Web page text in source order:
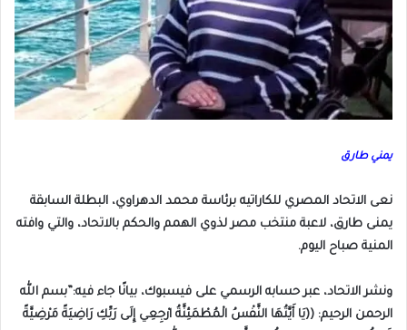
يمني طارق
نعى الاتحاد المصري للكاراتيه برئاسة محمد الدهراوي، البطلة السابقة
يمنى طارق، لاعبة منتخب مصر لذوي الهمم والحكم بالاتحاد، والتي وافته
المنية صباح اليوم.
ونشر الاتحاد، عبر حسابه الرسمي على فيسبوك، بيانًا جاء فيه:”بسم الله
الرحمن الرحيم: ((يَا أَيَّتُهَا النَّفْسُ الْمُطْمَئِنَّةُ ارْجِعِي إِلَى رَبِّكِ رَاضِيَةً مَرْضِيَّةً